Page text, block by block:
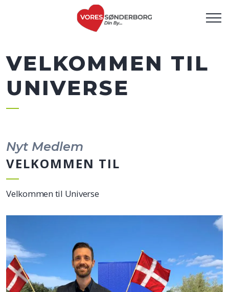
VELKOMMEN TIL
UNIVERSE
Nyt Medlem
VELKOMMEN TIL
Velkommen til Universe